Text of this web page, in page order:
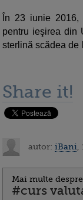
În 23 iunie 2016,
pentru ieşirea din
sterlină scădea de
Share it!
autor: iBani
Mai multe
#curs